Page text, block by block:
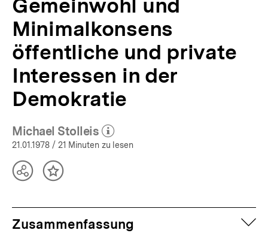
Gemeinwohl und
Minimalkonsens
öffentliche und private
Interessen in der
Demokratie
Michael Stolleis
(Mehr zum Autor)
öffnen
21.01.1978 / 21 Minuten zu lesen
TeilenInhalt
Zusammenfassung